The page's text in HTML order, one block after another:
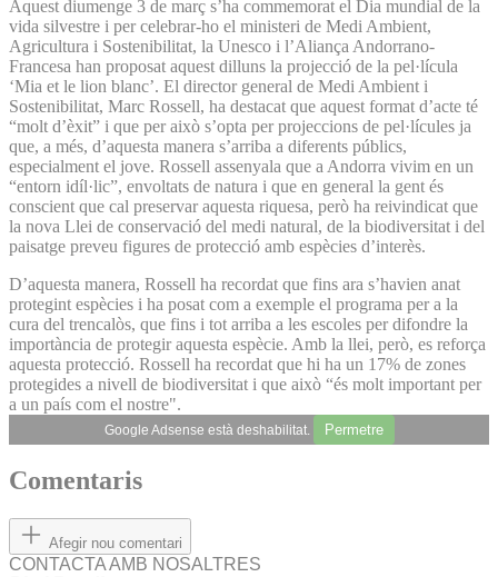
Aquest diumenge 3 de març s’ha commemorat el Dia mundial de la
vida silvestre i per celebrar-ho el ministeri de Medi Ambient,
Agricultura i Sostenibilitat, la Unesco i l’Aliança Andorrano-
Francesa han proposat aquest dilluns la projecció de la pel·lícula
‘Mia et le lion blanc’. El director general de Medi Ambient i
Sostenibilitat, Marc Rossell, ha destacat que aquest format d’acte té
“molt d’èxit” i que per això s’opta per projeccions de pel·lícules ja
que, a més, d’aquesta manera s’arriba a diferents públics,
especialment el jove. Rossell assenyala que a Andorra vivim en un
“entorn idíl·lic”, envoltats de natura i que en general la gent és
conscient que cal preservar aquesta riquesa, però ha reivindicat que
la nova Llei de conservació del medi natural, de la biodiversitat i del
paisatge preveu figures de protecció amb espècies d’interès.
D’aquesta manera, Rossell ha recordat que fins ara s’havien anat
protegint espècies i ha posat com a exemple el programa per a la
cura del trencalòs, que fins i tot arriba a les escoles per difondre la
importància de protegir aquesta espècie. Amb la llei, però, es reforça
aquesta protecció. Rossell ha recordat que hi ha un 17% de zones
protegides a nivell de biodiversitat i que això “és molt important per
a un país com el nostre".
Google Adsense està deshabilitat. Permetre
Comentaris
Afegir nou comentari
CONTACTA AMB NOSALTRES